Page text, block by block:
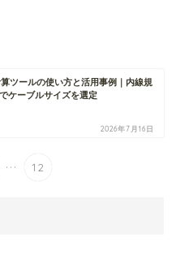
ツールの使い方と活用事例｜内線規
ケーブルサイズを選定
2026年7月16日
... 12